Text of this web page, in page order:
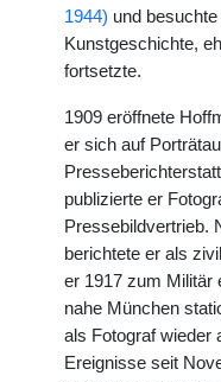
1944) und
Kunstgeschichte,
fortsetzte.
1909 eröffnete
er sich auf
publizierte er
Pressebildvertrieb.
berichtete er als
er 1917 zum Militär
nahe München
als Fotograf wieder
Ereignisse seit